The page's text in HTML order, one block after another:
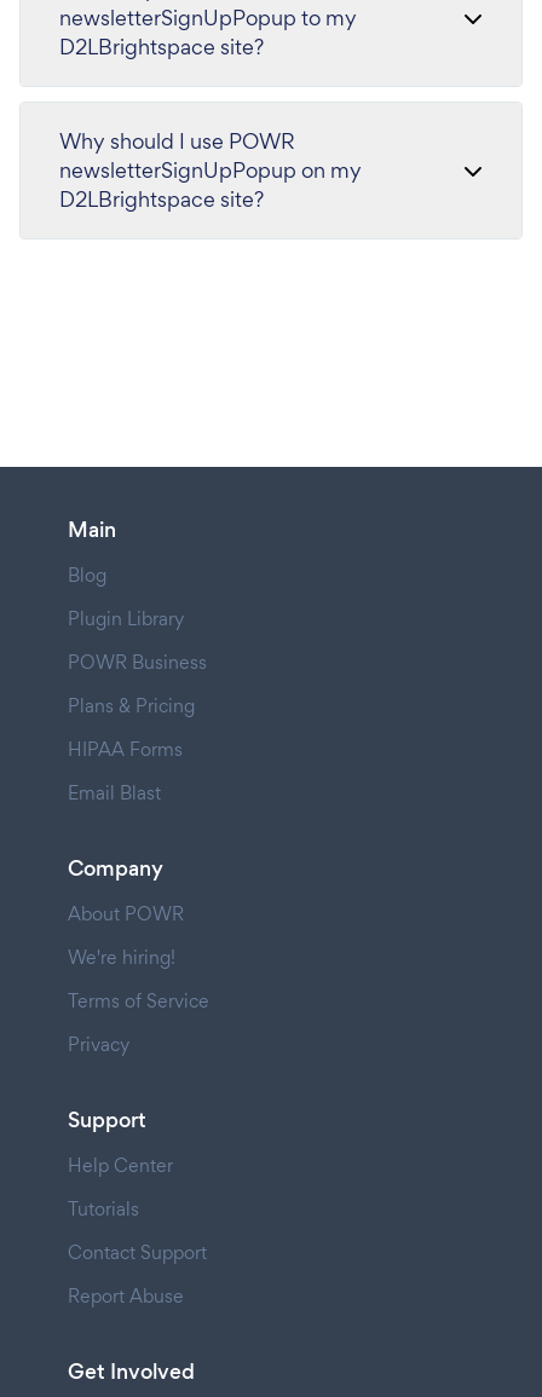
newsletterSignUpPopup to my
D2LBrightspace site?
Why should I use POWR
newsletterSignUpPopup on my
D2LBrightspace site?
Main
Blog
Plugin Library
POWR Business
Plans & Pricing
HIPAA Forms
Email Blast
Company
About POWR
We're hiring!
Terms of Service
Privacy
Support
Help Center
Tutorials
Contact Support
Report Abuse
Get Involved